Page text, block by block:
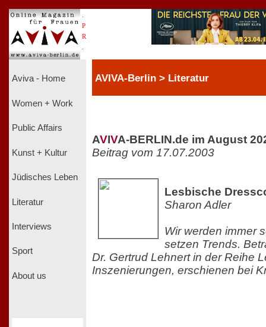
P
R
Aviva - Home
Women + Work
Public Affairs
Kunst + Kultur
Jüdisches Leben
Literatur
Interviews
Sport
About us
AVIVA-Berlin > Literatur
AVIVA-BERLIN.de im August
Beitrag vom 17.07.2003
Lesbische
Sharon Adler
Wir werden immer
setzen Trends.
Dr. Gertrud Lehnert in der Reihe
Inszenierungen, erschienen bei